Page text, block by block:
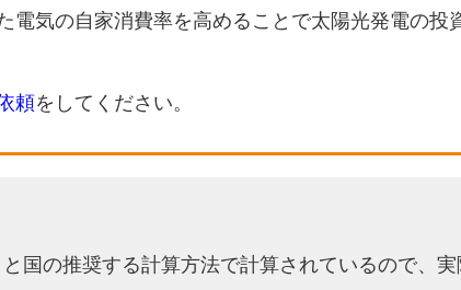
電気の自家消費率を高めることで太陽光発電の投
頼をしてください。
国の推奨する計算方法で計算されているので、